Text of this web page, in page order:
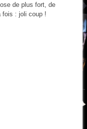
de plus fort, de
fois : joli coup !